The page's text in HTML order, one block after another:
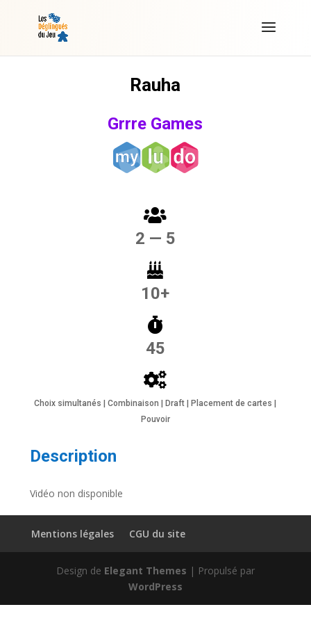
Rauha
Grrre Games
2 — 5
10+
45
Choix simultanés | Combinaison | Draft | Placement de cartes |
Pouvoir
Description
Vidéo non disponible
Mentions légales CGU du site
Design de Elegant Themes | Propulsé par
WordPress